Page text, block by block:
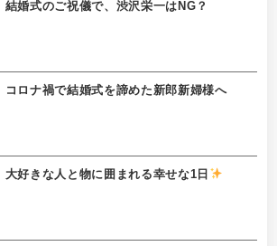
結婚式のご祝儀で、渋沢栄一はNG？
コロナ禍で結婚式を諦めた新郎新婦様へ
大好きな人と物に囲まれる幸せな1日